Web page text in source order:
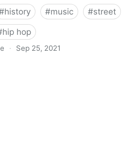
history #music #street
hip hop
· Sep 25, 2021